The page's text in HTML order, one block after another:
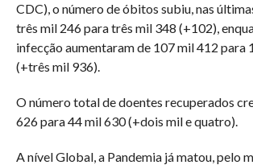
CDC), o número de óbitos subiu, nas
três mil 246 para três mil 348 (+102),
infecção aumentaram de 107 mil 412 para
(+três mil 936).
O número total de doentes recuperados
626 para 44 mil 630 (+dois mil e quatro).
A nível Global, a Pandemia já matou, pelo